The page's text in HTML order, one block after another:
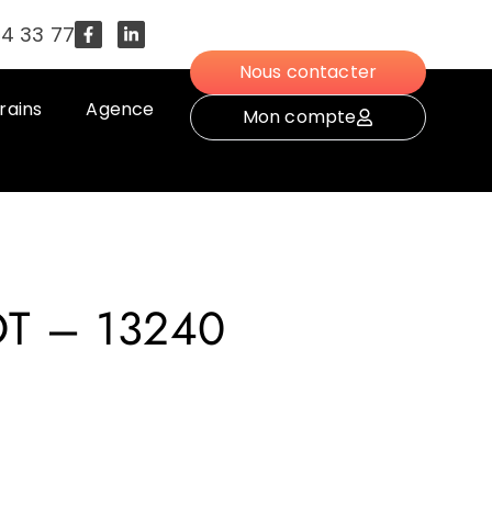
33 77
Agence
Nous contacter
Mon compte
– 13240